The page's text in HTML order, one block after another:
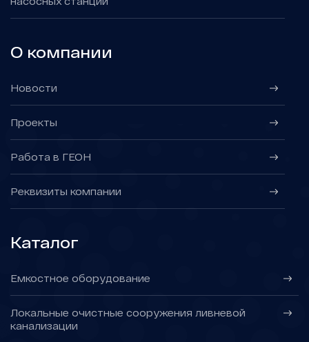
О компании
Новости
Проекты
Работа в ГЕОН
Реквизиты компании
Каталог
Емкостное оборудование
Локальные очистные сооружения ливневой
канализации